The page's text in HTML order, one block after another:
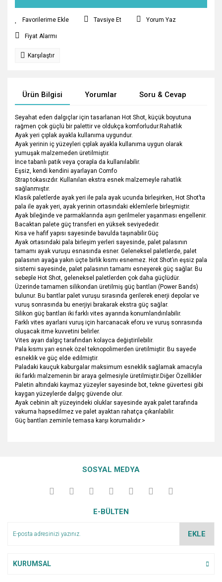
Tavsiye Et Yorum Yaz
Fiyat Alarmı
Karşılaştır
Ürün Bilgisi Yorumlar Soru & Cevap
Seyahat eden dalgıçlar için tasarlanan Hot Shot, küçük boyutuna
rağmen çok güçlü bir palettir ve oldukça komforludur.Rahatlık
Ayak yeri çıplak ayakla kullanıma uygundur.
Ayak yerinin iç yüzeyleri çıplak ayakla kullanıma uygun olarak
yumuşak malzemeden üretilmiştir.
İnce tabanlı patik veya çorapla da kullanılabilir.
Eşsiz, kendi kendini ayarlayan Comfo
Strap tokasızdır. Kullanılan ekstra esnek malzemeyle rahatlık
sağlanmıştır.
Klasik paletlerde ayak yeri ile pala ayak ucunda birleşirken, Hot Shot’ta
pala ile ayak yeri, ayak yerinin ortasındaki eklemlerle birleşmiştir.
Ayak bileğinde ve parmaklarında aşırı gerilmeler yaşanması engellenir.
Bacaktan palete güç transferi en yüksek seviyededir.
Kısa ve hafif yapısı sayesinde bavulda taşınabilir.Güç
Ayak ortasındaki pala birleşim yerleri sayesinde, palet palasının
tamamı ayak vuruşu esnasında esner. Geleneksel paletlerde, palet
palasının ayağa yakın üçte birlik kısmı esnemez. Hot Shot’ın eşsiz pala
sistemi sayesinde, palet palasının tamamı esneyerek güç sağlar. Bu
sebeple Hot Shot, geleneksel paletlerden çok daha güçlüdür.
Üzerinde tamamen silikondan üretilmiş güç bantları (Power Bands)
bulunur. Bu bantlar palet vuruşu sırasında gerilerek enerji depolar ve
vuruş sonrasında bu enerjiyi bırakarak ekstra güç sağlar.
Silikon güç bantları iki farklı vites ayarında konumlandırılabilir.
Farklı vites ayarlarıi vuruş için harcanacak eforu ve vuruş sonrasında
oluşacak itme kuvvetini belirler.
Vites ayarı dalgıç tarafından kolayca değiştirilebilir.
Pala kısmı yarı esnek özel teknopolimerden üretilmiştir. Bu sayede
esneklik ve güç elde edilmiştir.
Paladaki kauçuk kaburgalar maksimum esneklik sağlamak amacıyla
iki farklı malzemenin bir araya gelmesiyle üretilmiştir.Diğer Özellikler
Paletin altındaki kaymaz yüzeyler sayesinde bot, tekne güvertesi gibi
kaygan yüzeylerde dalgıç güvende olur.
Ayak cebinin alt yüzeyindeki oluklar sayesinde ayak palet tarafında
vakuma hapsedilmez ve palet ayaktan rahatça çıkarılabilir.
Güç bantları zeminle temasa karşı korumalıdır.>
Yorum Yaz
kullanarak tarafımıza iletebilirsiniz.
Görüş ve önerileriniz için teşekkür ederiz.
Ürün açıklamasında eksik bilgiler bulunuyor.
SOSYAL MEDYA
E-BÜLTEN
EKLE
KURUMSAL